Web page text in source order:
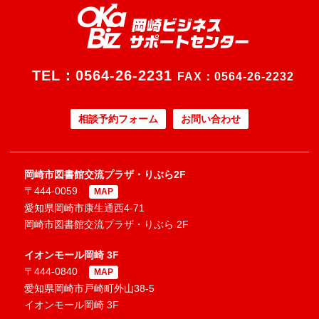
TEL： 0564-26-2231 FAX：0564-26-2232
相談予約フォーム お問い合わせ
岡崎市図書館交流プラザ・りぶら2F
〒444-0059
MAP
愛知県岡崎市康生通西4-71
岡崎市図書館交流プラザ・りぶら 2F
イオンモール岡崎 3F
〒444-0840
MAP
愛知県岡崎市戸崎町外山38-5
イオンモール岡崎 3F